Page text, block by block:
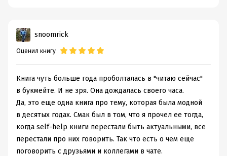
растянуть свой опыт на 200-400 страниц, при этом
действенных методов не более 50 страниц, остальное
все как правило "вода". Вышеупомянутая книга это
принципов, которые как по мне действительно
работают.
После прочтения книги изучил и все остальные работы
Автора. Есть особенный стиль написания, кратко, но
очень затягивает. Рекомендую всем, кто только
начинает свой путь по саморазвитию, т.к. в данной
книге изложено все тоже самое, что и у мировых
snoomrick
Оценил книгу
Книга чуть больше года проболталась в "читаю сейчас"
в букмейте. И не зря. Она дождалась своего часа.
Да, это еще одна книга про тему, которая была модной
в десятых годах. Смак был в том, что я прочел ее тогда,
когда self-help книги перестали быть актуальными, все
перестали про них говорить. Так что есть о чем еще
поговорить с друзьями и коллегами в чате.